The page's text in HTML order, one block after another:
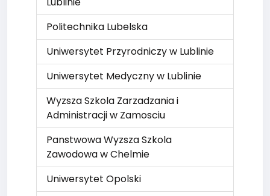
Politechnika Lubelska
Uniwersytet Przyrodniczy w Lublinie
Uniwersytet Medyczny w Lublinie
Wyzsza Szkola Zarzadzania i
Administracji w Zamosciu
Panstwowa Wyzsza Szkola
Zawodowa w Chelmie
Uniwersytet Opolski